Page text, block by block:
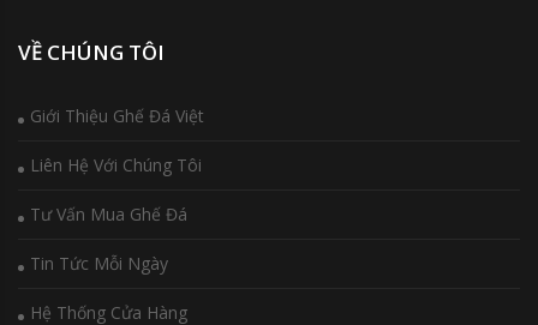
VỀ CHÚNG TÔI
Giới Thiệu Ghế Đá Việt
Liên Hệ Với Chúng Tôi
Tư Vấn Mua Ghế Đá
Tin Tức Mỗi Ngày
Hệ Thống Cửa Hàng